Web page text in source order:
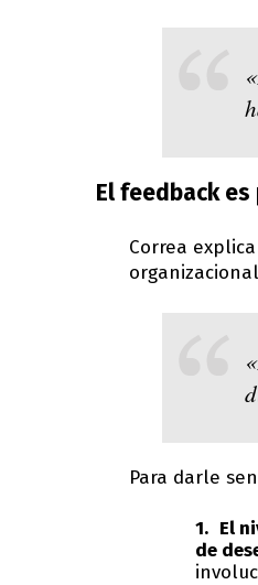
El feedback
Correa
Para darle
El
de